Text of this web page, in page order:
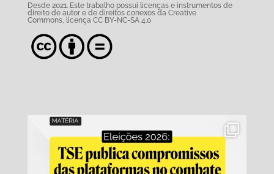
Desde 2021. Este trabalho possui licenças e instrumentos de
direito de autor e de direitos conexos da Creative
Commons,
licença CC BY-NC-SA 4.0